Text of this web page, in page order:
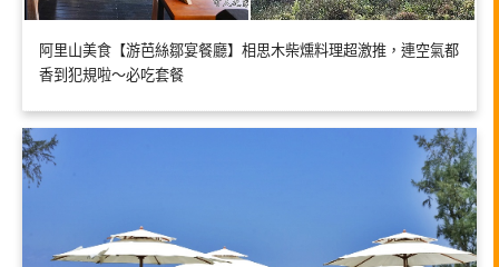
阿里山美食【游芭絲鄒宴餐廳】相思木柴燻料理超激推，連空氣都
香到犯規啦～必吃套餐